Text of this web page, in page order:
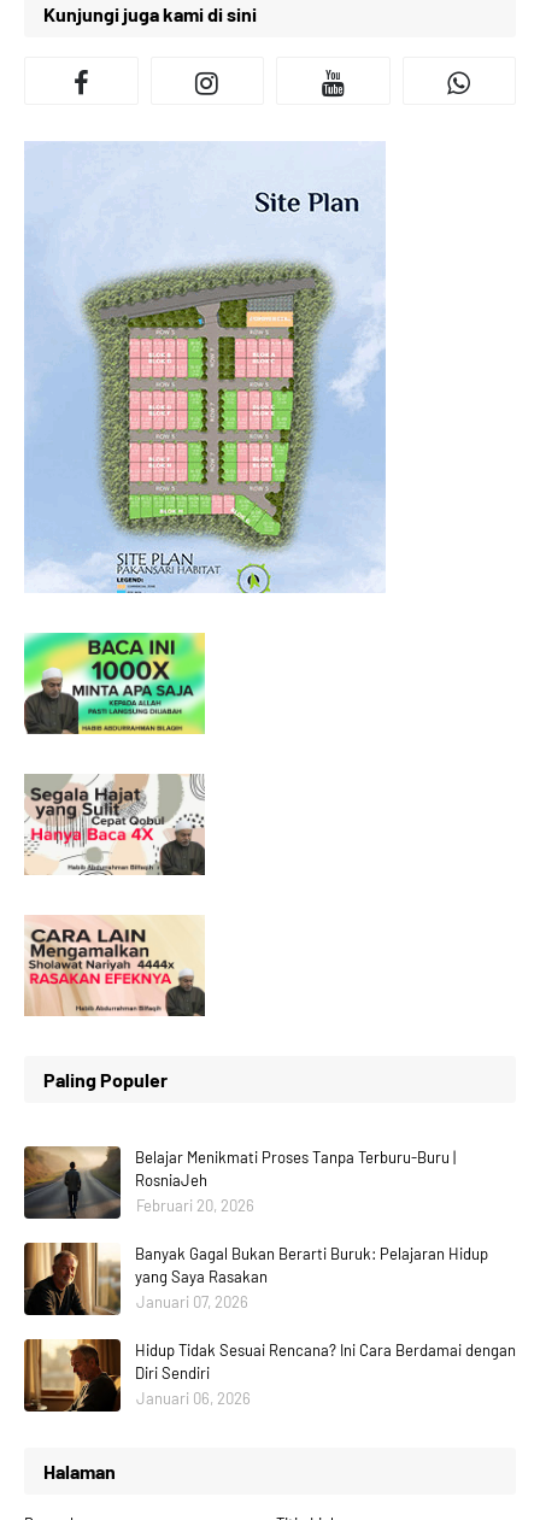
Kunjungi juga kami di sini
Paling Populer
Belajar Menikmati Proses Tanpa Terburu-Buru |
RosniaJeh
Februari 20, 2026
Banyak Gagal Bukan Berarti Buruk: Pelajaran Hidup
yang Saya Rasakan
Januari 07, 2026
Hidup Tidak Sesuai Rencana? Ini Cara Berdamai dengan
Diri Sendiri
Januari 06, 2026
Halaman